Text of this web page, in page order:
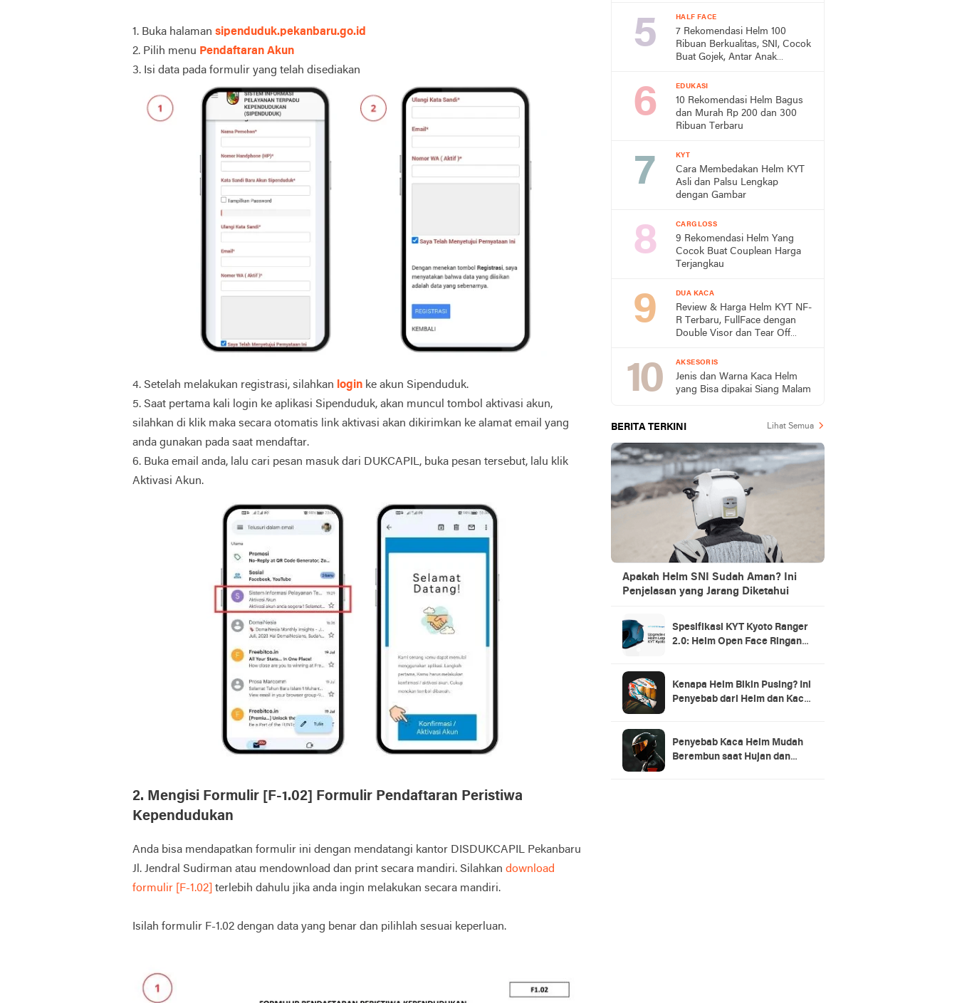
1. Buka halaman sipenduduk.pekanbaru.go.id
2. Pilih menu Pendaftaran Akun
3. Isi data pada formulir yang telah disediakan
4. Setelah melakukan registrasi, silahkan login ke akun Sipenduduk.
5. Saat pertama kali login ke aplikasi Sipenduduk, akan muncul tombol aktivasi akun,
silahkan di klik maka secara otomatis link aktivasi akan dikirimkan ke alamat email yang
anda gunakan pada saat mendaftar.
6. Buka email anda, lalu cari pesan masuk dari DUKCAPIL, buka pesan tersebut, lalu klik
Aktivasi Akun.
2. Mengisi Formulir [F-1.02] Formulir Pendaftaran Peristiwa
Kependudukan
Anda bisa mendapatkan formulir ini dengan mendatangi kantor DISDUKCAPIL Pekanbaru
Jl. Jendral Sudirman atau mendownload dan print secara mandiri. Silahkan download
formulir [F-1.02] terlebih dahulu jika anda ingin melakukan secara mandiri.
Isilah formulir F-1.02 dengan data yang benar dan pilihlah sesuai keperluan.
HALF FACE
7 Rekomendasi Helm 100
Ribuan Berkualitas, SNI, Cocok
Buat Gojek, Antar Anak
EDUKASI
10 Rekomendasi Helm Bagus
dan Murah Rp 200 dan 300
Ribuan Terbaru
KYT
Cara Membedakan Helm KYT
Asli dan Palsu Lengkap
dengan Gambar
CARGLOSS
9 Rekomendasi Helm Yang
Cocok Buat Couplean Harga
Terjangkau
DUA KACA
Review & Harga Helm KYT NF-
R Terbaru, FullFace dengan
Double Visor dan Tear Off
AKSESORIS
Jenis dan Warna Kaca Helm
yang Bisa dipakai Siang Malam
BERITA TERKINI Lihat Semua
Apakah Helm SNI Sudah Aman? Ini
Penjelasan yang Jarang Diketahui
Spesifikasi KYT Kyoto Ranger
2.0: Helm Open Face Ringan
Kenapa Helm Bikin Pusing? Ini
Penyebab dari Helm dan Kaca
Penyebab Kaca Helm Mudah
Berembun saat Hujan dan